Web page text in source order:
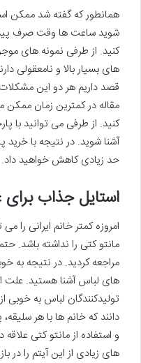
همانطور که گفته شد ممکن
شوید ساعت ها وقت صرف
کنید. از طرفی نمونه های
های بسیار بالا و نامعقولی
قصد داریم هر دو این
مقاله در کمترین زمان ممکن
کنید. از طرفی می توانید با
آشنا شوید. در نتیجه با
حد زیادی کاهش خواهید داد.
استایل جذاب برای عید 1404 با
امروزه کمتر خانم ایرانی را
مانتو کتی را نداشته باشد.
مراجعه کردید. در نتیجه به
های لباس آشنا هستید.
تولیدکنندگان لباس به
دانند که خانم ها با هر
های زیادی از این آیتم را در